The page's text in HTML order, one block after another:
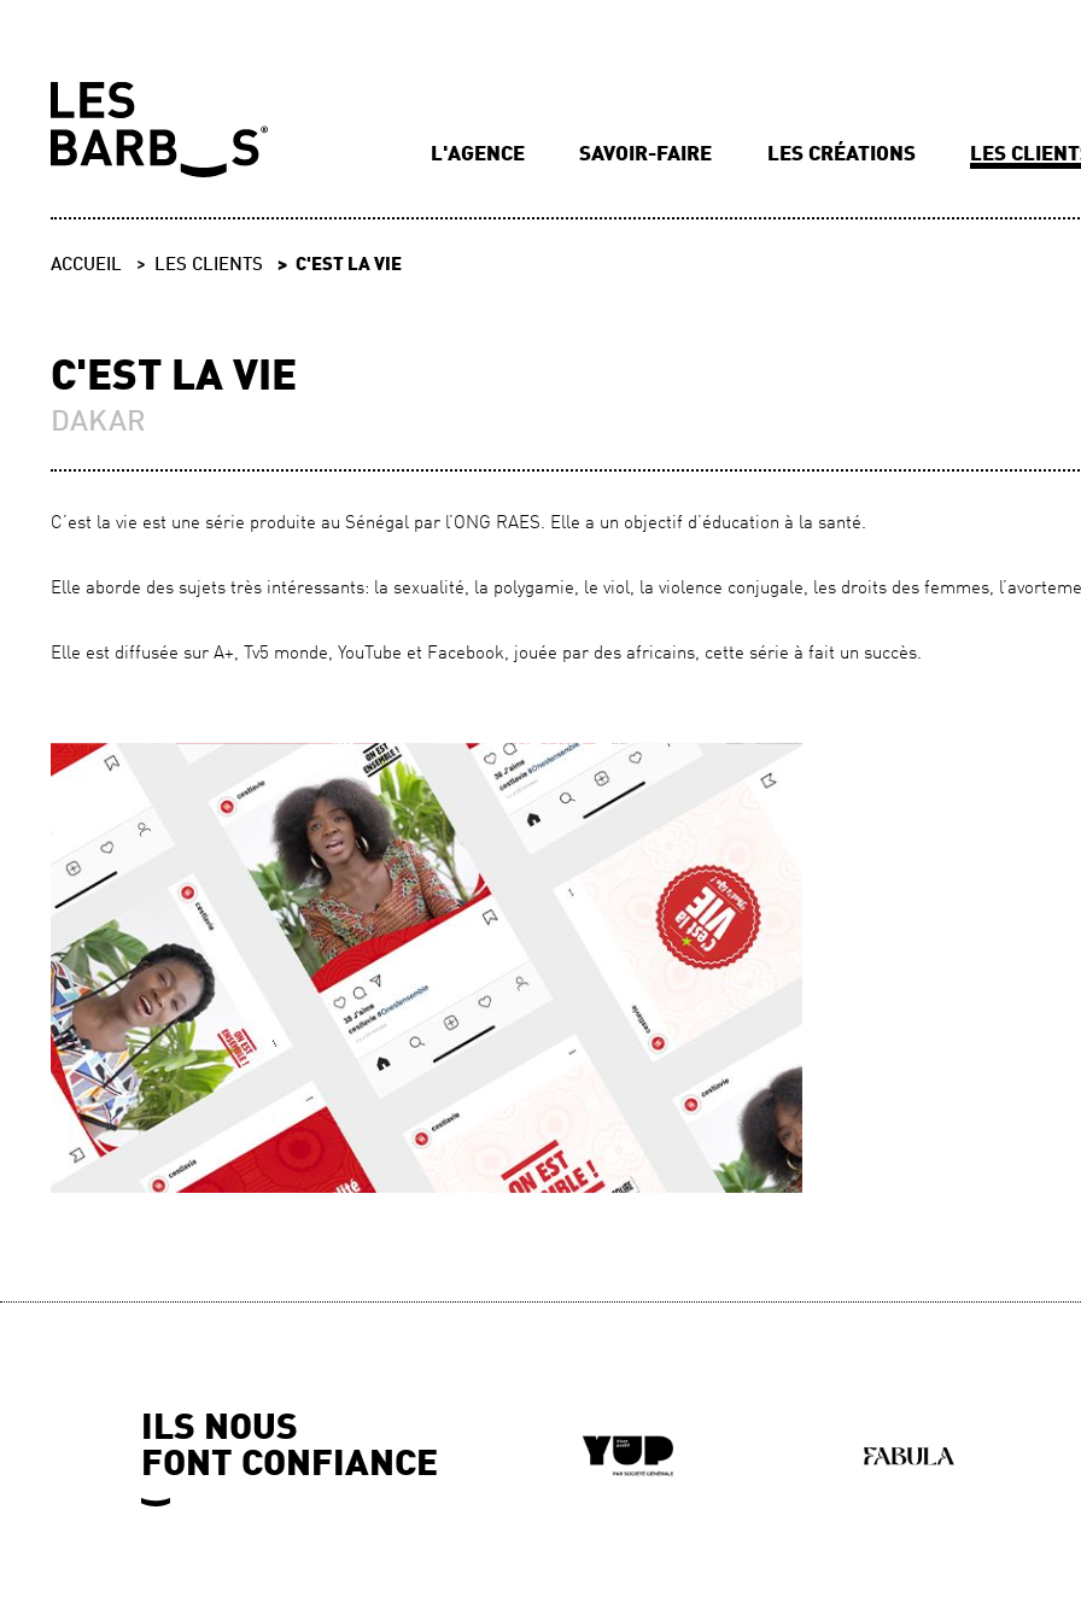
L'AGENCE SAVOIR-FAIRE LES CRÉATIONS LES
ACCUEIL LES CLIENTS C'EST LA VIE
C'EST LA VIE
DAKAR
C’est la vie est une série produite au Sénégal par l’ONG RAES. Elle a un objectif d’éducation à la santé.
Elle aborde des sujets très intéressants: la sexualité, la polygamie, le viol, la violence conjugale, les droits des femmes,
Elle est diffusée sur A+, Tv5 monde, YouTube et Facebook, jouée par des africains, cette série à fait un succès.
ILS NOUS
FONT CONFIANCE